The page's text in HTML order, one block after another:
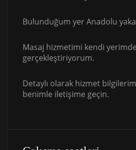
Bulunduğum yer Anadolu
Masaj hizmetimi kendi yerimde
gerçekleştiriyorum.
Detaylı olarak hizmet
benimle iletişime geçin.